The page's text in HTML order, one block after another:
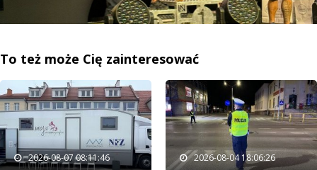
To też może Cię zainteresować
2026-08-07 08:11:46 2026-08-04 18:06:26